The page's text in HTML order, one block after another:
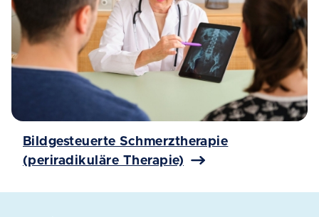
Bildgesteuerte Schmerztherapie
(periradikuläre Therapie)